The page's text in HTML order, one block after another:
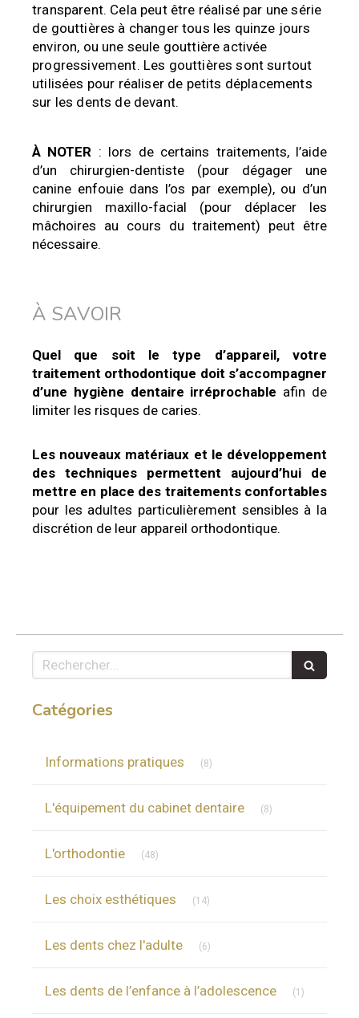
transparent. Cela peut être réalisé par une série
de gouttières à changer tous les quinze jours
environ, ou une seule gouttière activée
progressivement. Les gouttières sont surtout
utilisées pour réaliser de petits déplacements
sur les dents de devant.
À NOTER : lors de certains traitements, l’aide
d’un chirurgien-dentiste (pour dégager une
canine enfouie dans l’os par exemple), ou d’un
chirurgien maxillo-facial (pour déplacer les
mâchoires au cours du traitement) peut être
nécessaire.
À SAVOIR
Quel que soit le type d’appareil, votre
traitement orthodontique doit s’accompagner
d’une hygiène dentaire irréprochable afin de
limiter les risques de caries.
Les nouveaux matériaux et le développement
des techniques permettent aujourd’hui de
mettre en place des traitements confortables
pour les adultes particulièrement sensibles à la
discrétion de leur appareil orthodontique.
Rechercher
Catégories
Informations pratiques (8)
L'équipement du cabinet dentaire (8)
L'orthodontie (48)
Les choix esthétiques (14)
Les dents chez l'adulte (6)
Les dents de l’enfance à l’adolescence (1)